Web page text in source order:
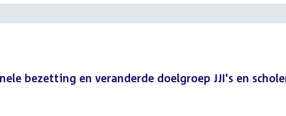
bezetting en veranderde doelgroep JJI's en